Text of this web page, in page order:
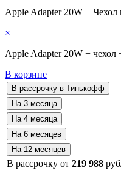
Apple Adapter 20W + Чехол
×
Apple Adapter 20W + чехол
В корзине
В рассрочку от 219 988